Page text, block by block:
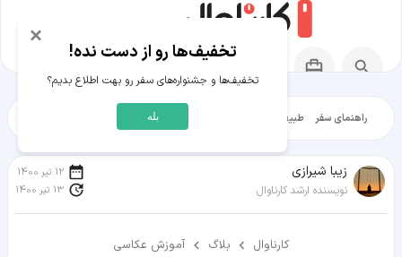
راهنمای سفر طبیعت‌گردی شهرگردی
زیبا شیرازی
نویسنده ارشد کارناوال
12 تیر 1400
13 تیر 1400
کارناوال بلاگ آموزش عکاسی
×
تخفیف‌ها رو از دست نده!
تخفیف‌ها و جشنواره‌های سفر رو بهت اطلاع بدیم؟
بله